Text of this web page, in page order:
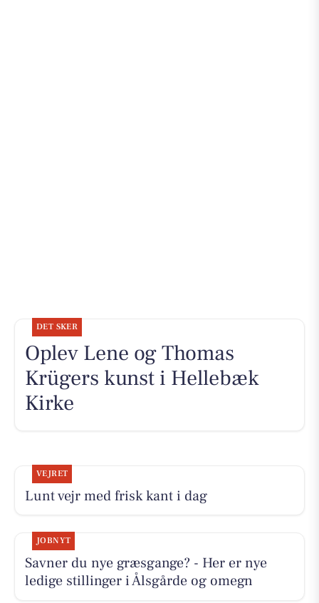
DET SKER
Oplev Lene og Thomas
Krügers kunst i Hellebæk
Kirke
VEJRET
Lunt vejr med frisk kant i dag
JOBNYT
Savner du nye græsgange? - Her er nye
ledige stillinger i Ålsgårde og omegn